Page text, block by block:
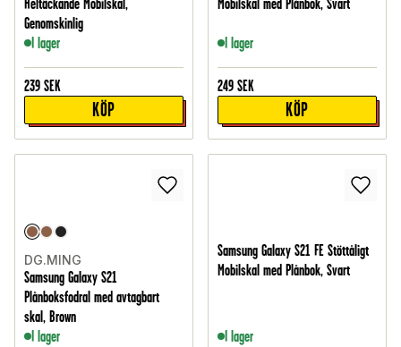
Heltäckande Mobilskal,
Genomskinlig
I lager
239 SEK
KÖP
Mobilskal med Plånbok, Svart
I lager
249 SEK
KÖP
DG.MING
Samsung Galaxy S21
Plånboksfodral med avtagbart
skal, Brown
I lager
Samsung Galaxy S21 FE Stöttåligt
Mobilskal med Plånbok, Svart
I lager